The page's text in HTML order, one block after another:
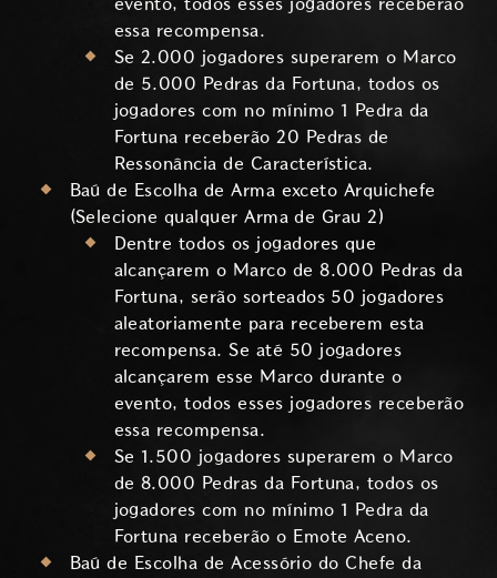
evento, todos esses jogadores receberão
essa recompensa.
Se 2.000 jogadores superarem o Marco
de 5.000 Pedras da Fortuna, todos os
jogadores com no mínimo 1 Pedra da
Fortuna receberão 20 Pedras de
Ressonância de Característica.
Baú de Escolha de Arma exceto Arquichefe
(Selecione qualquer Arma de Grau 2)
Dentre todos os jogadores que
alcançarem o Marco de 8.000 Pedras da
Fortuna, serão sorteados 50 jogadores
aleatoriamente para receberem esta
recompensa. Se até 50 jogadores
alcançarem esse Marco durante o
evento, todos esses jogadores receberão
essa recompensa.
Se 1.500 jogadores superarem o Marco
de 8.000 Pedras da Fortuna, todos os
jogadores com no mínimo 1 Pedra da
Fortuna receberão o Emote Aceno.
Baú de Escolha de Acessório do Chefe da